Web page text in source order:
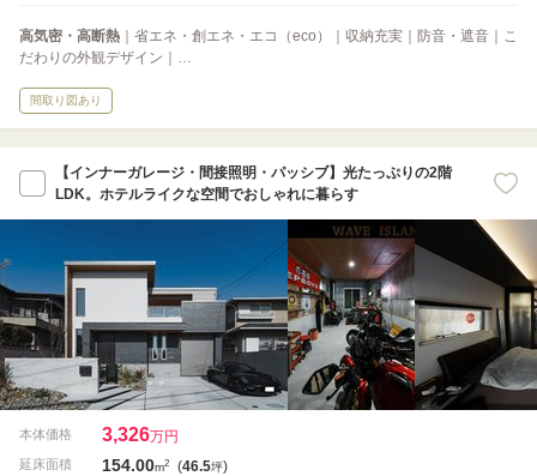
高気密・高断熱 ｜省エネ・創エネ・エコ（eco）｜収納充実｜防音・遮音｜こ
だわりの外観デザイン｜…
間取り図あり
【インナーガレージ・間接照明・パッシブ】光たっぷりの2階
LDK。ホテルライクな空間でおしゃれに暮らす
本体価格 3,326万円
延床面積 154.00m2 (46.5坪)